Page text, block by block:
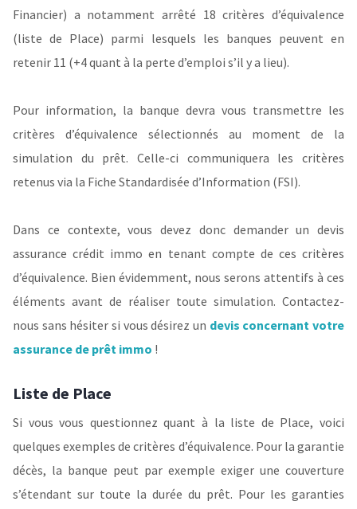
Financier) a notamment arrêté 18 critères d’équivalence
(liste de Place) parmi lesquels les banques peuvent en
retenir 11 (+4 quant à la perte d’emploi s’il y a lieu).
Pour information, la banque devra vous transmettre les
critères d’équivalence sélectionnés au moment de la
simulation du prêt. Celle-ci communiquera les critères
retenus via la Fiche Standardisée d’Information (FSI).
Dans ce contexte, vous devez donc demander un devis
assurance crédit immo en tenant compte de ces critères
d’équivalence. Bien évidemment, nous serons attentifs à ces
éléments avant de réaliser toute simulation. Contactez-
nous sans hésiter si vous désirez un devis concernant votre
assurance de prêt immo !
Liste de Place
Si vous vous questionnez quant à la liste de Place, voici
quelques exemples de critères d’équivalence. Pour la garantie
décès, la banque peut par exemple exiger une couverture
s’étendant sur toute la durée du prêt. Pour les garanties